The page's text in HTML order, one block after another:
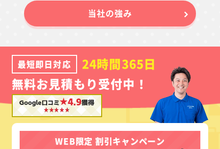
当社の強み
最短即日対応
24時間365日
無料お見積もり受付中！
Google口コミ★4.9獲得
WEB限定 割引キャンペーン